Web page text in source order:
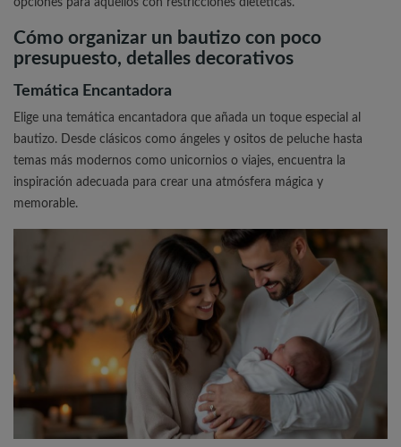
opciones para aquellos con restricciones dietéticas.
Cómo organizar un bautizo con poco
presupuesto, detalles decorativos
Temática Encantadora
Elige una temática encantadora que añada un toque especial al
bautizo. Desde clásicos como ángeles y ositos de peluche hasta
temas más modernos como unicornios o viajes, encuentra la
inspiración adecuada para crear una atmósfera mágica y
memorable.